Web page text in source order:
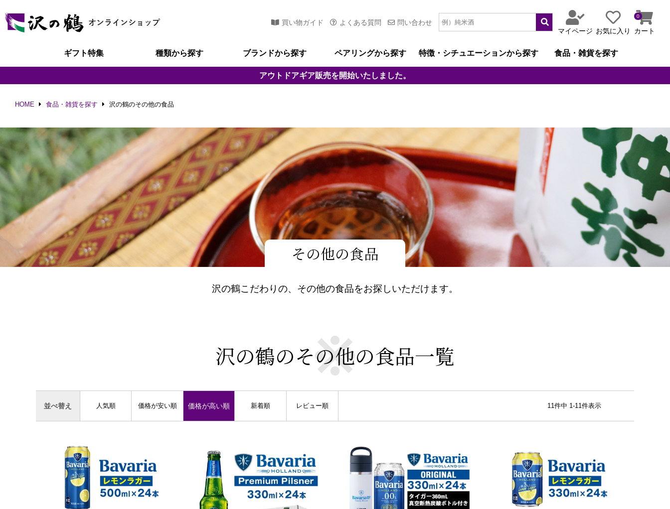
買い物ガイド よくある質問
問い合わせ
マイページ お気に入り
0
カート
ギフト特集 種類から探す ブランドから探す ペアリングから探す 特徴・シチュエーションから探す 食品・雑貨を探す
アウトドアギア販売を開始いたしました。
HOME 食品・雑貨を探す 沢の鶴のその他の食品
その他の食品
沢の鶴こだわりの、その他の食品をお探しいただけます。
沢の鶴のその他の食品一覧
人気順 価格が安い順 価格が高い順 新着順 レビュー順 11件中 1-11件表示